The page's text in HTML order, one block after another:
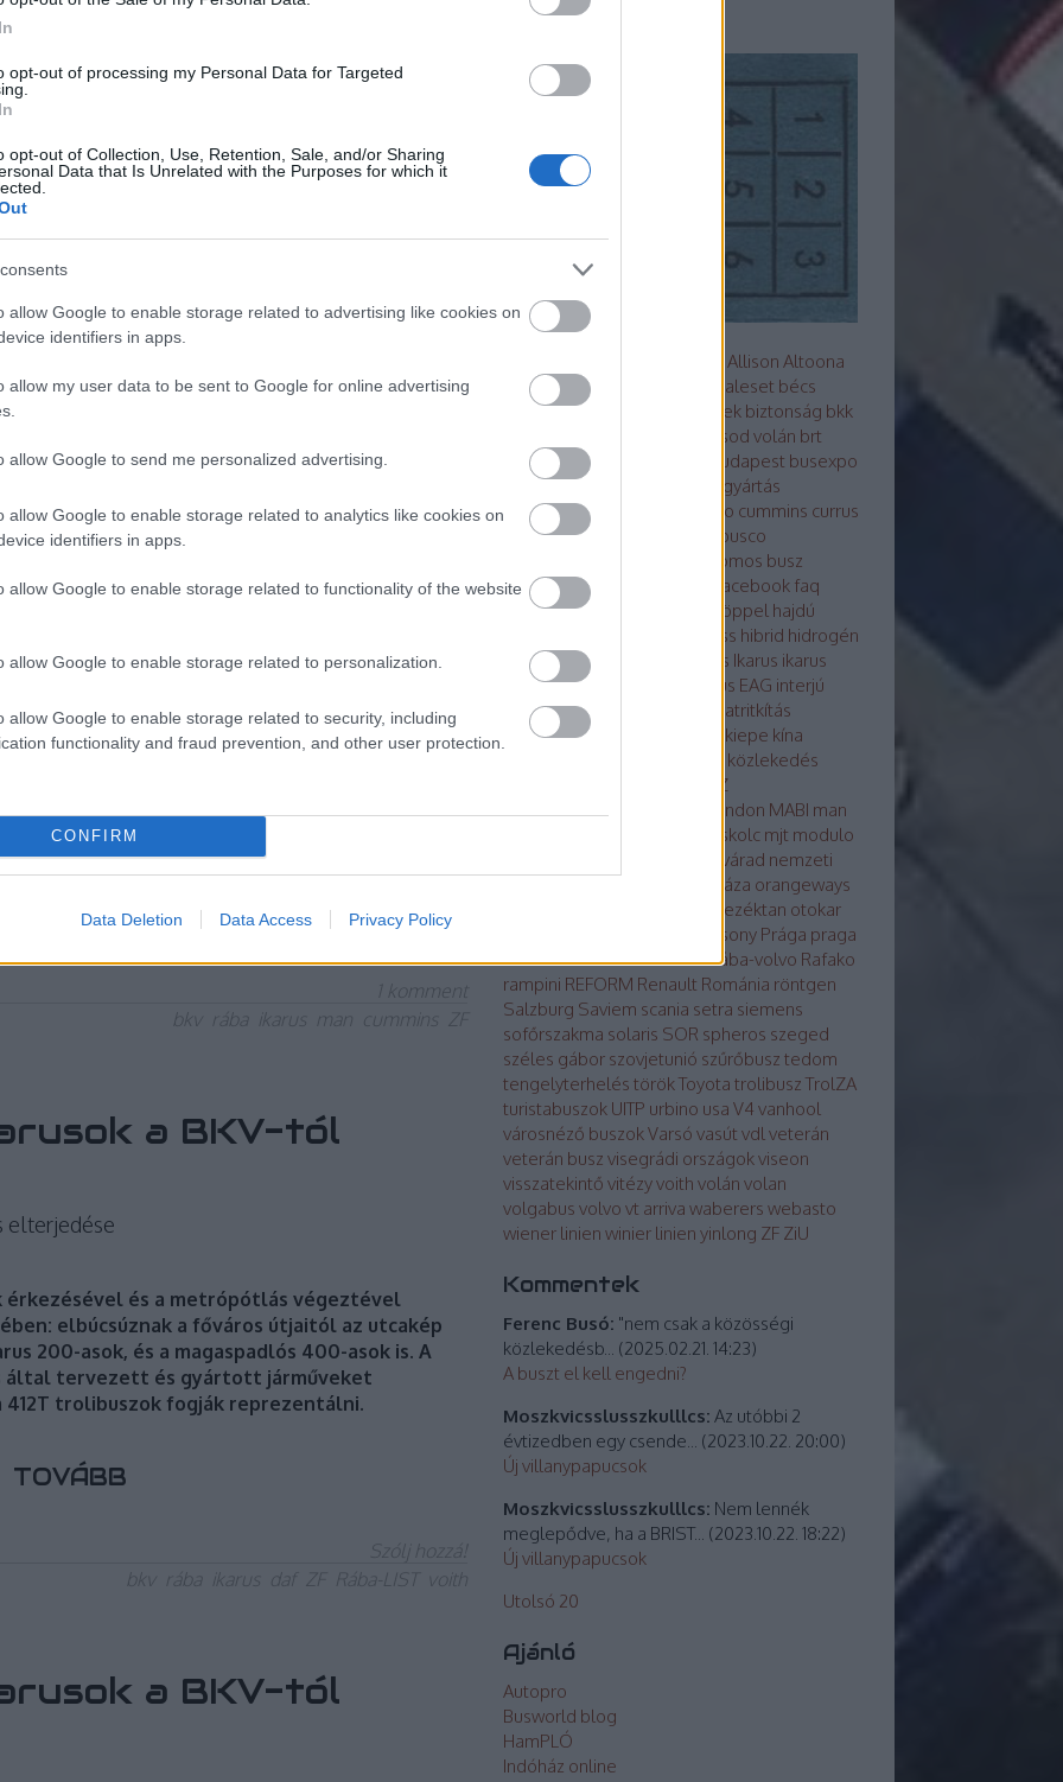
opt-out of processing my Personal Data for Targeted
opt-out of Collection, Use, Retention, Sale, and/or Sharing
Data that Is Unrelated with the Purposes for which it
allow Google to enable storage related to advertising like cookies on
identifiers in apps.
allow my user data to be sent to Google for online advertising
allow Google to send me personalized advertising.
allow Google to enable storage related to analytics like cookies on
identifiers in apps.
allow Google to enable storage related to functionality of the website
allow Google to enable storage related to personalization.
allow Google to enable storage related to security, including
functionality and fraud prevention, and other user protection.
CONFIRM
Data Deletion Data Access Privacy Policy
volna történnie, ma, azaz 2022. november
dízel Ikarusok. A régi technikáért
találkozhatnak velük. Vagy a
még odébb van a búcsú, bár 2023-at nagy
fogják befejezni.
TOVÁBB
budapest bkv ikarus trolibusz ganz kiepe ZiU
a BKV-tól
érkezésével és a metrópótlás végeztével
elbúcsúznak a főváros útjaitól az utcakép
200-asok, és a magaspadlós 400-asok is. A
és a 435-ösöktől pénteken elbúcsúztunk, a
búcsúzunk, és a magaspadlós trolik búcsúja
20 éve halott Ikarus által tervezett és gyártott
esek és a 412T trolibuszok fogják
TOVÁBB
1 komment
bkv
rába ikarus man cummins ZF
a BKV-tól
elterjedése
érkezésével és a metrópótlás végeztével
elbúcsúznak a főváros útjaitól az utcakép
200-asok, és a magaspadlós 400-asok is. A
által tervezett és gyártott járműveket
412T trolibuszok fogják reprezentálni.
TOVÁBB
Szólj hozzá!
bkv
rába ikarus daf ZF Rába-LIST voith
a BKV-tól
Allison Altoona
amz
arc ARRIVAL baleset bécs
bemutató
beszerzések biztonság bkk
borsod volán brt
búcsú
Búcsú a korelnöktől budapest busexpo
busworldbuszfesztivál
buszgyártás
buszsofőrbvg credo cummins currus
debrecen
Ebusco
elektromos busz
Elektro tudástár
facebook faq
futárganzgeneral motors göppel hajdú
hess hibrid hidrogén
hírek hispano ikarbus Ikarus ikarus
Ikarus200 50
Ikarus EAG interjú
irisbusirizar
járatritkítás
Kaposvárkarsan kiepe kína
közlekedés
LAZ
légkondicionálás
london MABI man
miskolc mjt modulo
Nagyvárad nemzeti
nyíregyháza orangeways
Orosz busznevezéktan otokar
Pozsony Prága praga
rábaRába-LISTRába-MVGrába-volvo Rafako
rampini REFORM Renault Románia röntgen
Salzburg Saviem scania setra siemens
sofőrszakma solaris SOR spheros szeged
széles gábor szovjetunió szűrőbusz tedom
tengelyterhelés törökToyota trolibusz TrolZA
turistabuszok UITP urbino usa V4 vanhool
városnéző buszokVarsó vasút vdlveterán
veterán busz visegrádi országokviseon
visszatekintő vitézyvoith volán volan
volgabus volvo vt arriva waberers webasto
wiener linien winier linien yinlong ZF ZiU
Kommentek
Ferenc Busó: "nem csak a közösségi
közlekedésb... (2025.02.21. 14:23)
A buszt el kell engedni?
Moszkvicsslusszkulllcs: Az utóbbi 2
évtizedben egy csende... (2023.10.22. 20:00)
Új villanypapucsok
Moszkvicsslusszkulllcs: Nem lennék
meglepődve, ha a BRIST... (2023.10.22. 18:22)
Új villanypapucsok
Utolsó 20
Ajánló
Autopro
Busworld blog
HamPLÓ
Indóház online